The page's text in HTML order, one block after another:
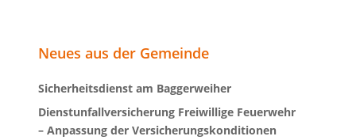
Neues aus der Gemeinde
Sicherheitsdienst am Baggerweiher
Dienstunfallversicherung Freiwillige Feuerwehr
– Anpassung der Versicherungskonditionen